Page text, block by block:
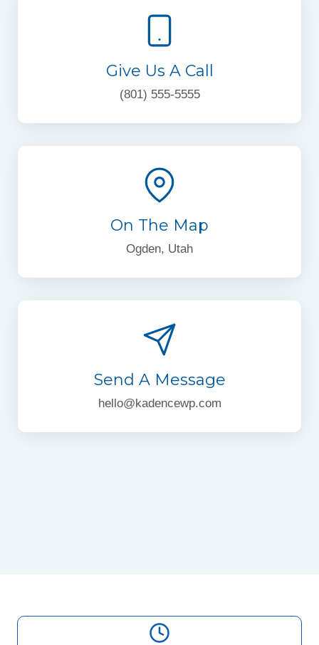
Give Us A Call
(801) 555-5555
On The Map
Ogden, Utah
Send A Message
hello@kadencewp.com